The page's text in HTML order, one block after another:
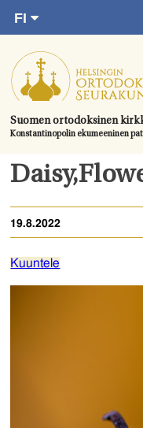
suoraan
sisältöön.
Suomen ortodoksinen
Konstantinopolin ekumeeninen
FI
SV
EN
UA
Etusivu
Ajankohtaista
Juhlat &
Kirkot
Tule mukaan
Hautausmaa
Yhteystiedot
19.8.2022
Kuuntele